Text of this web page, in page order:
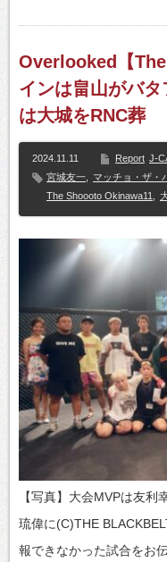
Overlooked【
インは畠山がバ
は大城をRNC葬
2024.11.11 Report J-
宮城友一
マッチョ・ザ・
The Shoooto Okinawa11
【写真】大会MVPは友利
琉偉に(C)THE
報できなかった試合をお